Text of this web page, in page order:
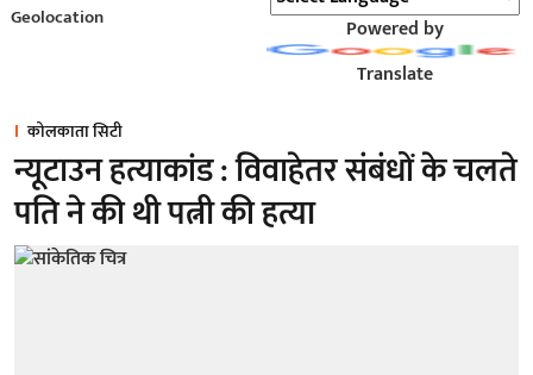
Geolocation
Powered by
Translate
कोलकाता सिटी
न्यूटाउन हत्याकांड : विवाहेतर संबंधों के चलते
पति ने की थी पत्नी की हत्या